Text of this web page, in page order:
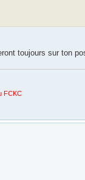
toujours sur ton
FCKC ....